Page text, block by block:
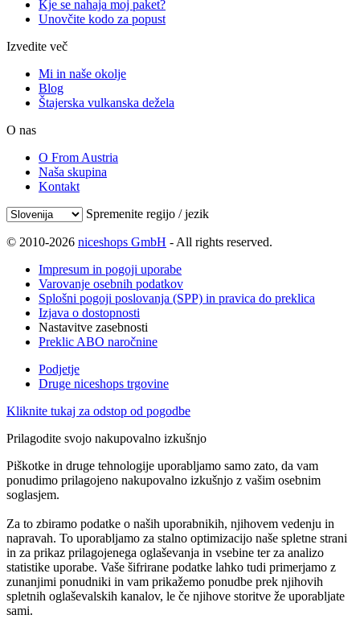
Kje se nahaja moj paket?
Unovčite kodo za popust
Izvedite več
Mi in naše okolje
Blog
Štajerska vulkanska dežela
O nas
O From Austria
Naša skupina
Kontakt
Spremenite regijo / jezik
© 2010-2026 niceshops GmbH - All rights reserved.
Impresum in pogoji uporabe
Varovanje osebnih podatkov
Splošni pogoji poslovanja (SPP) in pravica do preklica
Izjava o dostopnosti
Nastavitve zasebnosti
Preklic ABO naročnine
Podjetje
Druge niceshops trgovine
Kliknite tukaj za odstop od pogodbe
Prilagodite svojo nakupovalno izkušnjo
Piškotke in druge tehnologije uporabljamo samo zato, da vam
ponudimo prilagojeno nakupovalno izkušnjo z vašim osebnim
soglasjem.
Za to zbiramo podatke o naših uporabnikih, njihovem vedenju in
napravah. To uporabljamo za stalno optimizacijo naše spletne strani
in za prikaz prilagojenega oglaševanja in vsebine ter za analizo
statistike uporabe. Vaše šifrirane podatke lahko tudi primerjamo z
zunanjimi ponudniki in vam prikažemo ponudbe prek njihovih
spletnih oglaševalskih kanalov, le če njihove storitve že uporabljate
sami.